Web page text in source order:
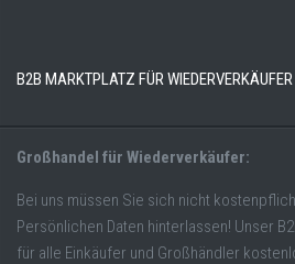
B2B MARKTPLATZ FÜR WIEDERVERKÄUFER
Großhandel für Wiederverkäufer:
Bei uns müssen Sie sich nicht
Persönlichen Daten hinterlassen! Unser
für alle Einkäufer und Großhändler